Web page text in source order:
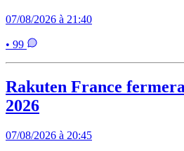
07/08/2026 à 21:40
• 99
Rakuten France
2026
07/08/2026 à 20:45